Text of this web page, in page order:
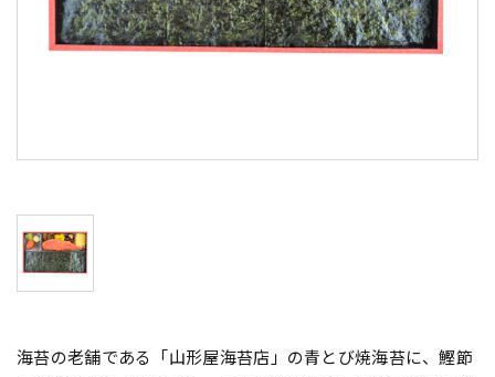
海苔の老舗である「山形屋海苔店」の青とび焼海苔に、鰹節